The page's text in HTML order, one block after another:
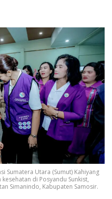
Sumatera Utara (Sumut) Kahiyang
di Posyandu Sunkist,
Simanindo, Kabupaten Samosir.